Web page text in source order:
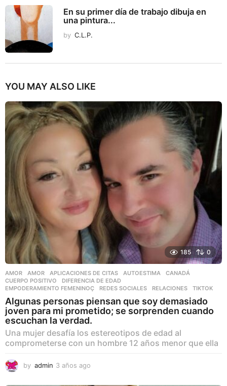
En su primer día de trabajo dibuja en
una pintura...
by C.L.P.
YOU MAY ALSO LIKE
185 0
AMOR AMOR ,APLICACIONES DE CITAS ,AUTOESTIMA ,CANADÁ
CUERPO POSITIVO
,DIFERENCIA DE EDAD
EMPODERAMIENTO FEMENINOÇ
,REDES SOCIALES ,RELACIONES ,TIKTOK
Algunas personas piensan que soy demasiado
joven para mi prometido; se sorprenden cuando
escuchan la verdad.
Una mujer desafía los estereotipos de edad al
comprometerse con un hombre 12 años menor que ella
by admin 3 años ago